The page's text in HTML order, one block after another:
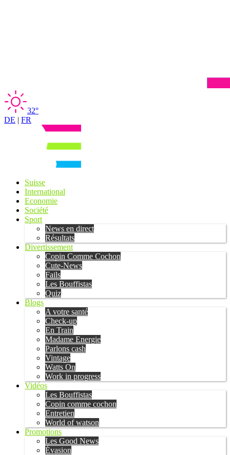
32°
DE | FR
Suisse
International
Economie
Société
Sport
News en direct
Résultats
Divertissement
Copin Comme Cochon
Cute-News
Fails
Les Bouffistas
Quiz
Blogs
A votre santé
Check-up
En Train
Madame Energie
Parlons cash
Vintage
Watts On
Work in progress
Vidéos
Les Bouffistas
Copin comme cochon
Entretien
World of watson
Promotions
Les Good News
Évasion